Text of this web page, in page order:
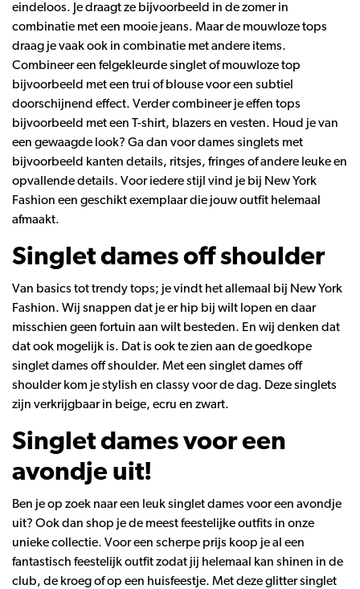
eindeloos. Je draagt ze bijvoorbeeld in de zomer in
combinatie met een mooie jeans. Maar de mouwloze tops
draag je vaak ook in combinatie met andere items.
Combineer een felgekleurde singlet of mouwloze top
bijvoorbeeld met een trui of blouse voor een subtiel
doorschijnend effect. Verder combineer je effen tops
bijvoorbeeld met een T-shirt, blazers en vesten. Houd je van
een gewaagde look? Ga dan voor dames singlets met
bijvoorbeeld kanten details, ritsjes, fringes of andere leuke en
opvallende details. Voor iedere stijl vind je bij New York
Fashion een geschikt exemplaar die jouw outfit helemaal
afmaakt.
Singlet dames off shoulder
Van basics tot trendy tops; je vindt het allemaal bij New York
Fashion. Wij snappen dat je er hip bij wilt lopen en daar
misschien geen fortuin aan wilt besteden. En wij denken dat
dat ook mogelijk is. Dat is ook te zien aan de goedkope
singlet dames off shoulder. Met een singlet dames off
shoulder kom je stylish en classy voor de dag. Deze singlets
zijn verkrijgbaar in beige, ecru en zwart.
Singlet dames voor een
avondje uit!
Ben je op zoek naar een leuk singlet dames voor een avondje
uit? Ook dan shop je de meest feestelijke outfits in onze
unieke collectie. Voor een scherpe prijs koop je al een
fantastisch feestelijk outfit zodat jij helemaal kan shinen in de
club, de kroeg of op een huisfeestje. Met deze glitter singlet